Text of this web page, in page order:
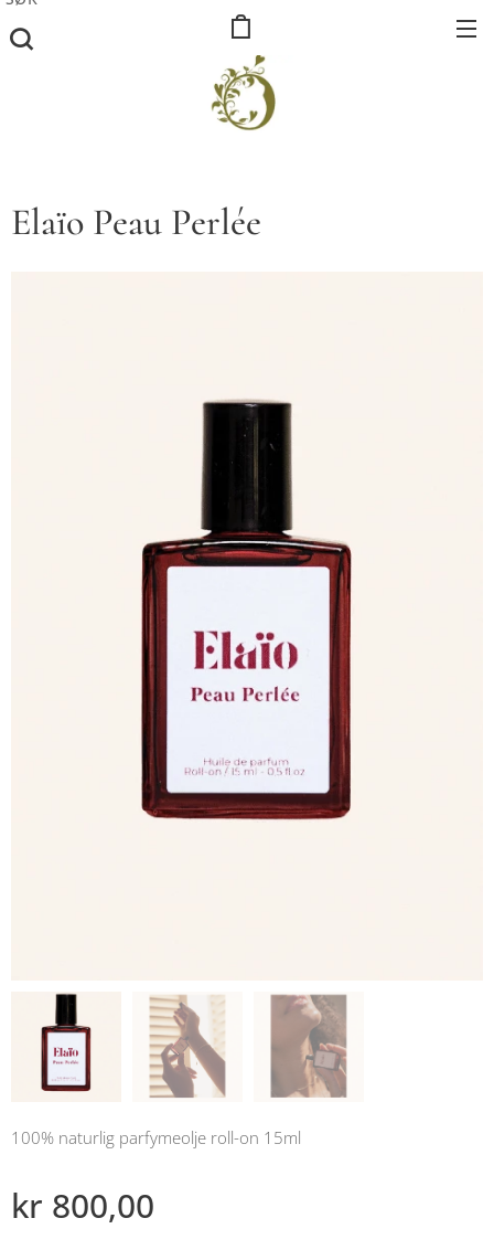
Elaïo Peau Perlée
100% naturlig parfymeolje roll-on 15ml
kr 800,00